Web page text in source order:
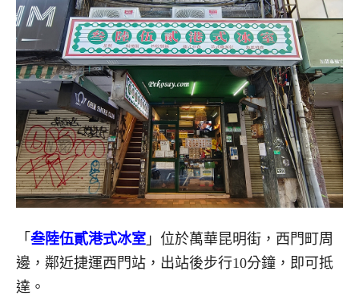
「 叁陸伍貳港式冰室 」位於萬華昆明街，西門町周
邊，鄰近捷運西門站，出站後步行10分鐘，即可抵
達。